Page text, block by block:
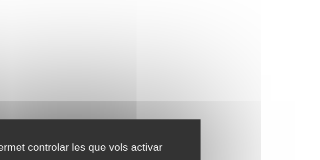
controlar les que vols activar